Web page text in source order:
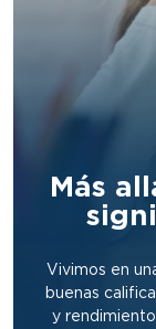
Más
Vivimos en
buenas
y